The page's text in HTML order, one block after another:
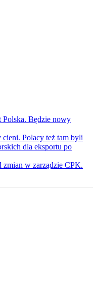
Polska. Będzie nowy
cieni. Polacy też tam byli
dla eksportu po
zmian w zarządzie CPK.